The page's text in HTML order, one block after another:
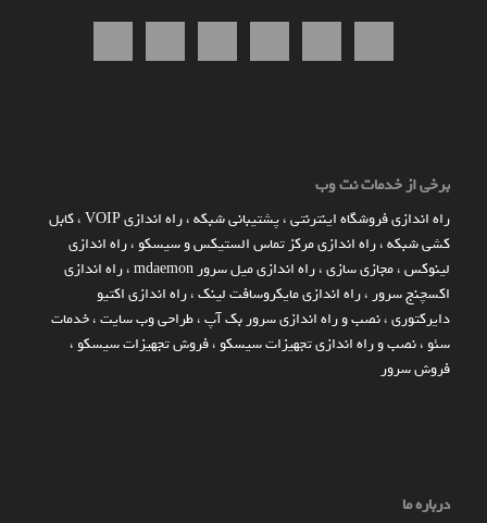
برخی از خدمات نت وب
راه اندازي فروشگاه اينترنتي،پشتیبانی شبکه،راه اندازی VOIP ،کابل
کشی شبکه،راه اندازی مرکز تماس الستیکس و سیسکو ،راه اندازی
لینوکس،مجازی سازی،راه اندازی میل سرور mdaemon ،راه اندازی
اکسچنج سرور ،راه اندازی مایکروسافت لینک،راه اندازی اکتیو
دایرکتوری،نصب و راه اندازی سرور بک آپ،طراحی وب سایت،خدمات
سئو ،نصب و راه اندازی تجهیزات سیسکو ،فروش تجهیزات سیسکو ،
فروش سرور
درباره ما